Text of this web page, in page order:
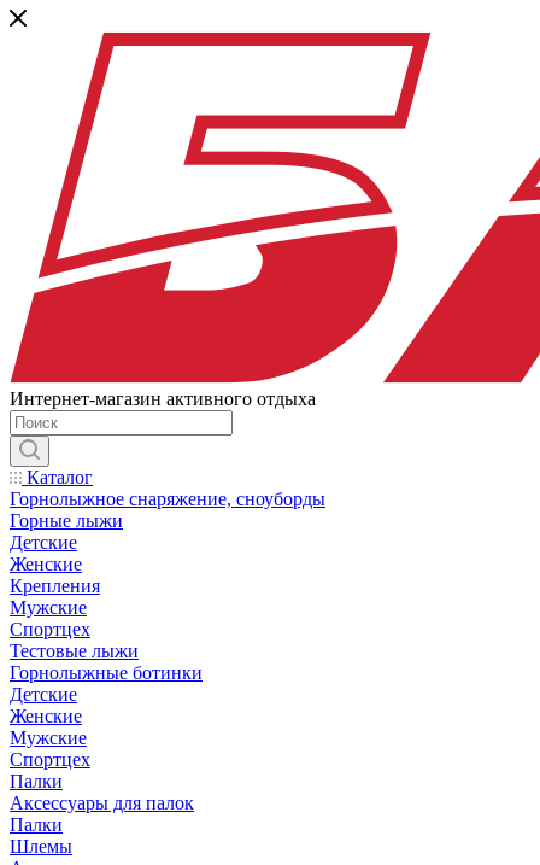
Интернет-магазин активного отдыха
Каталог
Горнолыжное снаряжение, сноуборды
Горные лыжи
Детские
Женские
Крепления
Мужские
Спортцех
Тестовые лыжи
Горнолыжные ботинки
Детские
Женские
Мужские
Спортцех
Палки
Аксессуары для палок
Палки
Шлемы